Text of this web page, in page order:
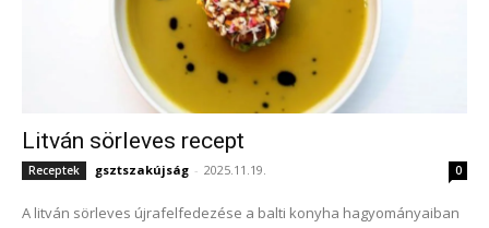
Litván sörleves recept
Receptek gsztszakújság - 2025.11.19. 0
A litván sörleves újrafelfedezése a balti konyha hagyományaiban